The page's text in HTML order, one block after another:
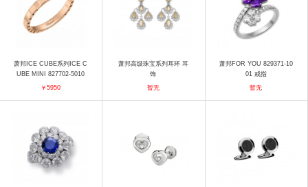
萧邦ICE CUBE系列ICE C
UBE MINI 827702-5010
戒指
￥5950
萧邦高级珠宝系列耳环 耳
饰
暂无
萧邦FOR YOU 829371-10
01 戒指
暂无